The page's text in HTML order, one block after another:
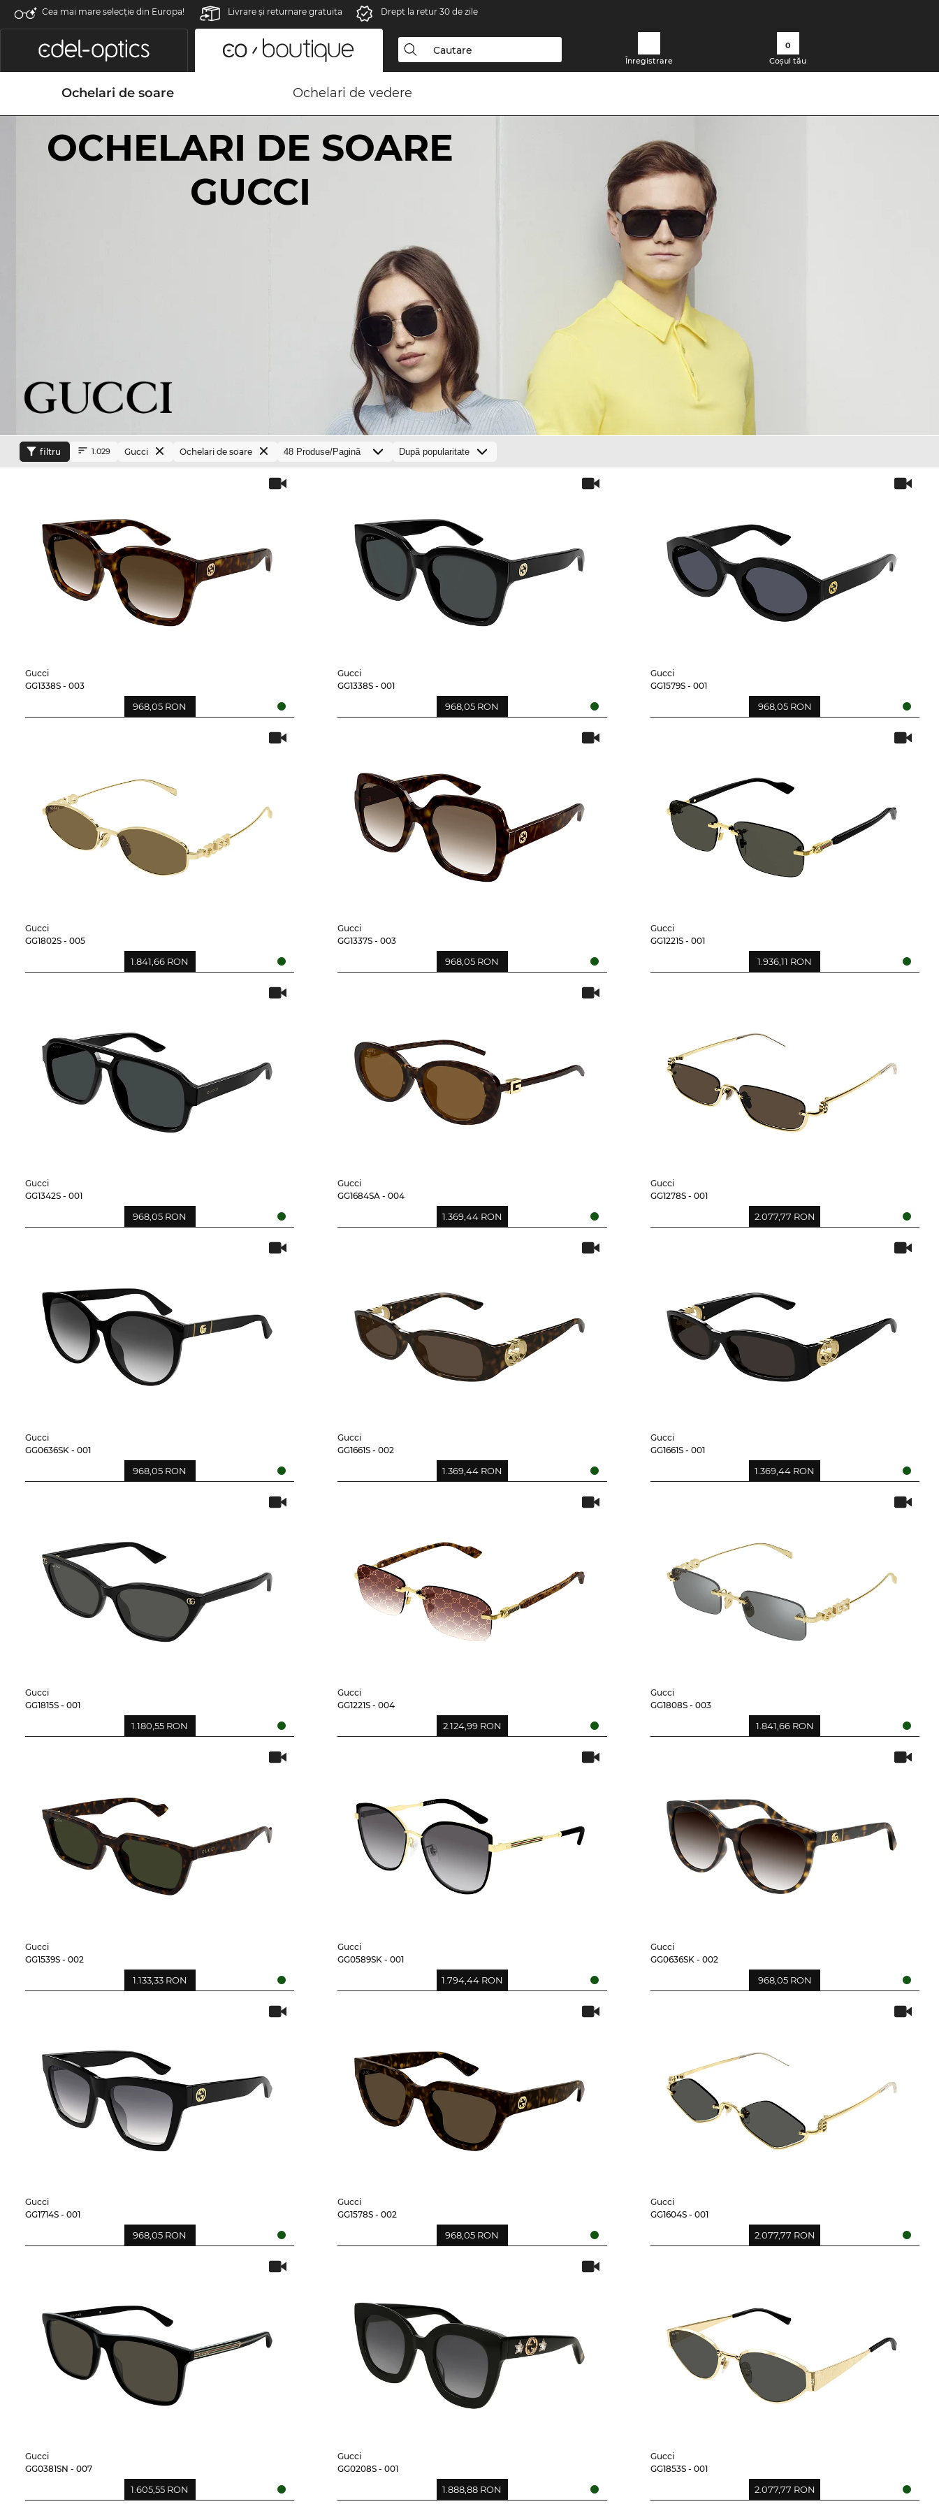
Cea mai mare selecție din Europa! Livrare şi returnare gratuita Drept la retur 30 de zile
Înregistrare
0
Coșul tău
Ochelari de soare Ochelari de vedere
OCHELARI DE SOARE
GUCCI
filtru 1.029 Gucci Ochelari de soare
Gucci
GG1338S - 003
968,05 RON
Gucci
GG1338S - 001
968,05 RON
Gucci
GG1579S - 001
968,05 RON
Gucci
GG1802S - 005
1.841,66 RON
Gucci
GG1337S - 003
968,05 RON
Gucci
GG1221S - 001
1.936,11 RON
Gucci
GG1342S - 001
968,05 RON
Gucci
GG1684SA - 004
1.369,44 RON
Gucci
GG1278S - 001
2.077,77 RON
Gucci
GG0636SK - 001
968,05 RON
Gucci
GG1661S - 002
1.369,44 RON
Gucci
GG1661S - 001
1.369,44 RON
Gucci
GG1815S - 001
1.180,55 RON
Gucci
GG1221S - 004
2.124,99 RON
Gucci
GG1808S - 003
1.841,66 RON
Gucci
GG1539S - 002
1.133,33 RON
Gucci
GG0589SK - 001
1.794,44 RON
Gucci
GG0636SK - 002
968,05 RON
Gucci
GG1714S - 001
968,05 RON
Gucci
GG1578S - 002
968,05 RON
Gucci
GG1604S - 001
2.077,77 RON
Gucci
GG0381SN - 007
1.605,55 RON
Gucci
GG0208S - 001
1.888,88 RON
Gucci
GG1853S - 001
2.077,77 RON